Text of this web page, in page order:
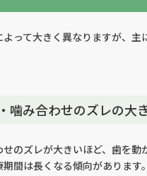
って大きく異なりますが、主
噛み合わせのズレの大
のズレが大きいほど、歯を動
間は長くなる傾向があります。